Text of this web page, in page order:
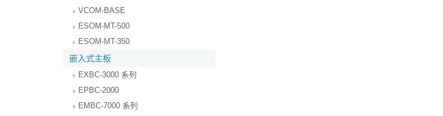
VCOM-BASE
ESOM-MT-500
ESOM-MT-350
嵌入式主板
EXBC-3000 系列
EPBC-2000
EMBC-7000 系列